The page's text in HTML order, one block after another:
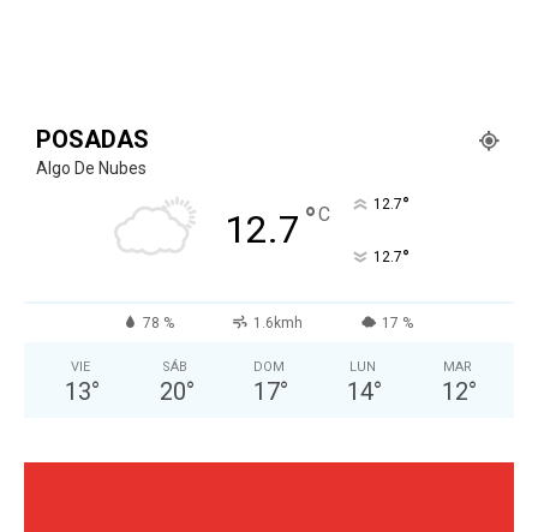
POSADAS
Algo De Nubes
12.7 °C 12.7°
12.7°
78 % 1.6kmh 17 %
VIE
13°
SÁB
20°
DOM
17°
LUN
14°
MAR
12°